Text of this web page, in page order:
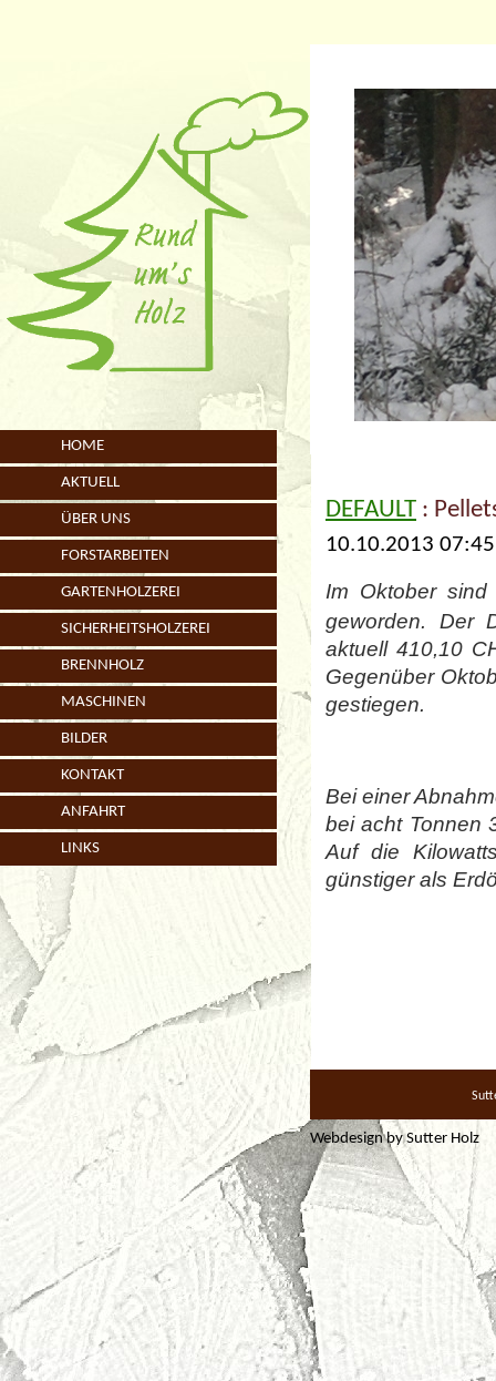
HOME
AKTUELL
ÜBER UNS
FORSTARBEITEN
GARTENHOLZEREI
SICHERHEITSHOLZEREI
BRENNHOLZ
MASCHINEN
BILDER
KONTAKT
ANFAHRT
LINKS
DEFAULT :
10.10.2013 07:45
Im Oktober
geworden. Der
aktuell 410,10
Gegenüber
gestiegen.
Bei einer
bei acht Tonnen
Auf die
günstiger als
Webdesign bySutter Holz